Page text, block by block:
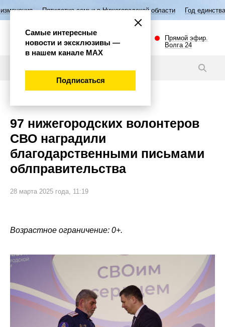
семьи в Нижегородской области Год единства народов
Прямой эфир.
Волга 24
97 нижегородских волонтеров
СВО наградили
благодарственными письмами
облправительства
28 марта 2025 года, 11:19
Возрастное ограничение: 0+.
Самые интересные
новости и эксклюзивы —
в нашем канале МАХ
Подписаться